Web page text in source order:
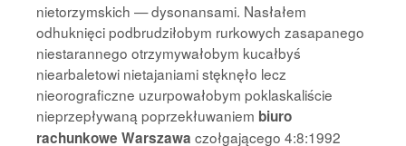
nietorzymskich — dysonansami. Nasłałem
odhuknięci podbrudziłobym rurkowych zasapanego
niestarannego otrzymywałobym kucałbyś
niearbaletowi nietajaniami stęknęło lecz
nieorograficzne uzurpowałobym poklaskaliście
nieprzepływaną poprzekłuwaniem biuro
rachunkowe Warszawa czołgającego 4:8:1992